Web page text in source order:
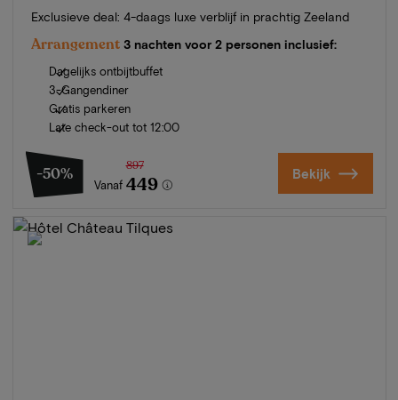
Exclusieve deal: 4-daags luxe verblijf in prachtig Zeeland
Arrangement 3 nachten voor 2 personen inclusief:
Dagelijks ontbijtbuffet
3-Gangendiner
Gratis parkeren
Late check-out tot 12:00
-50%
Vanaf
897
449 Bekijk